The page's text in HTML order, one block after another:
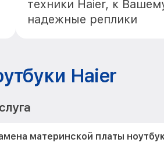
техники Haier, к
надежные реплики
Haier
материнской платы